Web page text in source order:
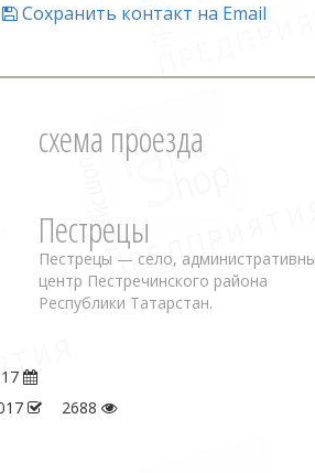
Сохранить контакт на Email
схема проезда
Пестрецы
Пестрецы — село,
центр Пестречинского района
Республики Татарстан.
2688